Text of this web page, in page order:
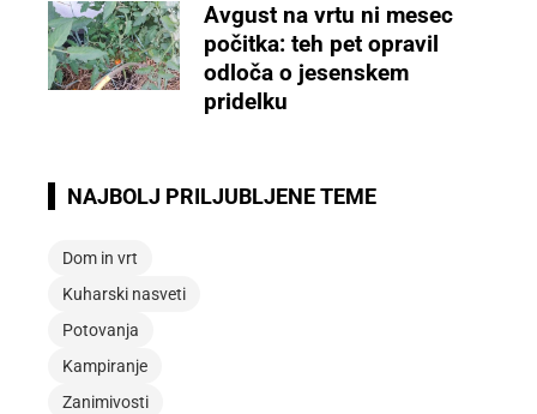
Avgust na vrtu ni mesec
počitka: teh pet opravil
odloča o jesenskem
pridelku
NAJBOLJ PRILJUBLJENE TEME
Dom in vrt
Kuharski nasveti
Potovanja
Kampiranje
Zanimivosti